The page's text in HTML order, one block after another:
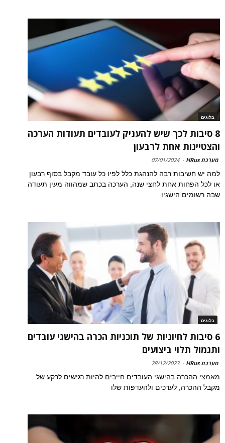
בלוגים
8 סיבות לכך שיש להעניק לעובדים תעודות הערכה
והצטיינות אחת לרבעון
מערכת HRus -
07/01/2024
למה יש חשיבות רבה להנהגת כלל לפיו כל עובד מקבל בסוף רבעון
או לכל הפחות אחת לחצי שנה, הערכה בכתב שמהווה מעין תעודה
שבה רשומים הישגיו
בלוגים
6 סיבות לחיוניות של תוכניות הכרה בהישגי עובדים
ותגמול תלוי ביצועים
מערכת HRus -
28/12/2023
מאמצי ההכרה בהישגי העובדים חייבים להיות רגישים לרקע של
מקבל ההכרה, לערכים ולהעדפות שלו